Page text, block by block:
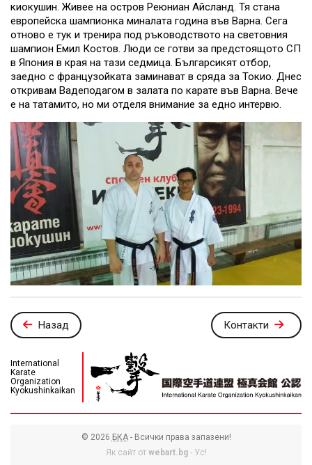
киокушин. Живее на остров Реюниан Айсланд. Тя стана
европейска шампионка миналата година във Варна. Сега
отново е тук и тренира под ръководството на световния
шампион Емил Костов. Люди се готви за предстоящото СП
в Япония в края на тази седмица. Българсикят отбор,
заедно с французойката заминават в сряда за Токио. Днес
откривам Вадеподагом в залата по карате във Варна. Вече
е на татамито, но ми отделя внимание за едно интервю.
Назад Контакти
International
Karate
Organization
Kyokushinkaikan
© 2026 БКА- Всички права запазени!
Як сайт от webart.bg- Ус!